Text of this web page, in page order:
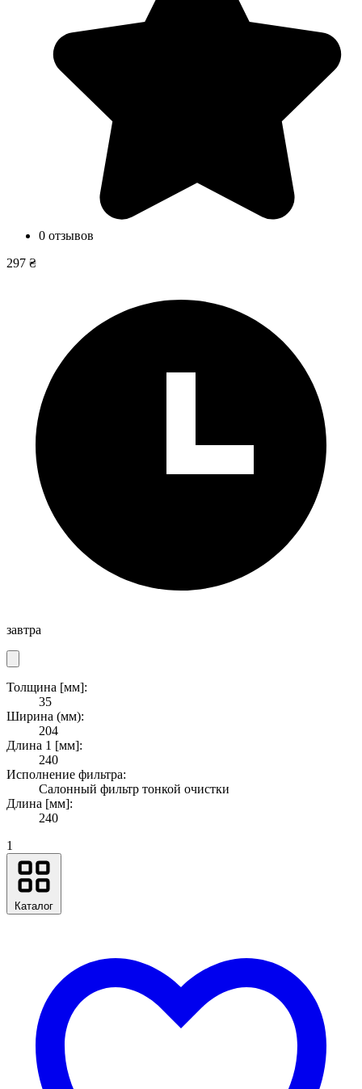
0 отзывов
297 ₴
завтра
Толщина [мм]:
35
Ширина (мм):
204
Длина 1 [мм]:
240
Исполнение фильтра:
Салонный фильтр тонкой очистки
Длина [мм]:
240
1
Каталог